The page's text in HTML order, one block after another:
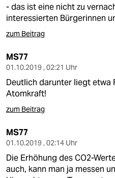
- das ist eine nicht zu
interessierten Bürgerinnen
zum Beitrag
MS77
01.10.2019 , 02:21 Uhr
Deutlich darunter liegt etwa
Atomkraft!
zum Beitrag
MS77
01.10.2019 , 02:14 Uhr
Die Erhöhung des CO2-
auch, kann man ja messen